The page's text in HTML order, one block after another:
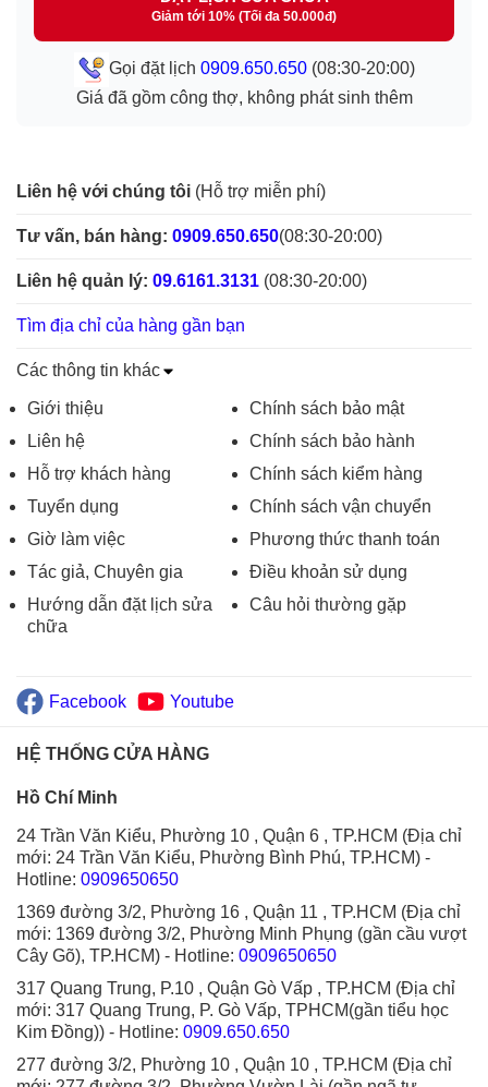
Giảm tới 10% (Tối đa 50.000đ)
Gọi đặt lịch 0909.650.650(08:30-20:00)
Giá đã gồm công thợ, không phát sinh thêm
Liên hệ với chúng tôi (Hỗ trợ miễn phí)
Tư vấn, bán hàng: 0909.650.650(08:30-20:00)
Liên hệ quản lý: 09.6161.3131 (08:30-20:00)
Tìm địa chỉ của hàng gần bạn
Các thông tin khác
Giới thiệu
Liên hệ
Hỗ trợ khách hàng
Tuyển dụng
Giờ làm việc
Tác giả, Chuyên gia
Hướng dẫn đặt lịch sửa
chữa
Chính sách bảo mật
Chính sách bảo hành
Chính sách kiểm hàng
Chính sách vận chuyển
Phương thức thanh toán
Điều khoản sử dụng
Câu hỏi thường gặp
Facebook Youtube
HỆ THỐNG CỬA HÀNG
Hồ Chí Minh
24 Trần Văn Kiểu, Phường 10 , Quận 6 , TP.HCM (Địa chỉ
mới: 24 Trần Văn Kiểu, Phường Bình Phú, TP.HCM) -
Hotline: 0909650650
1369 đường 3/2, Phường 16 , Quận 11 , TP.HCM (Địa chỉ
mới: 1369 đường 3/2, Phường Minh Phụng (gần cầu vượt
Cây Gõ), TP.HCM) - Hotline: 0909650650
317 Quang Trung, P.10 , Quận Gò Vấp , TP.HCM (Địa chỉ
mới: 317 Quang Trung, P. Gò Vấp, TPHCM(gần tiểu học
Kim Đồng)) - Hotline: 0909.650.650
277 đường 3/2, Phường 10 , Quận 10 , TP.HCM (Địa chỉ